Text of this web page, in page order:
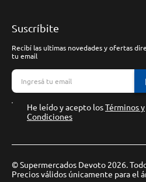
Suscríbite
Recibí las ultimas novedades y ofertas
tu email
He leído y acepto losTérminos y
Condiciones
© Supermercados Devoto 2026.
Precios válidos únicamente para el